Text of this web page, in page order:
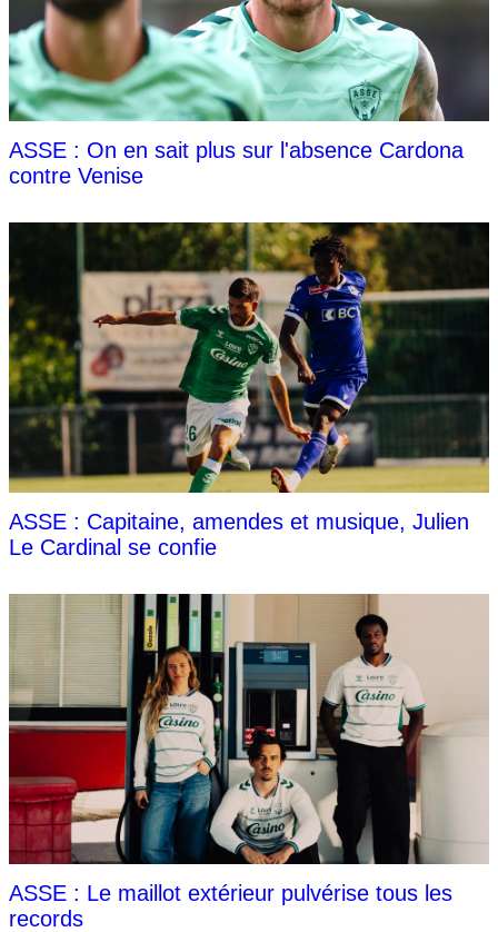
ASSE : On en sait plus sur l'absence Cardona
contre Venise
ASSE : Capitaine, amendes et musique, Julien
Le Cardinal se confie
ASSE : Le maillot extérieur pulvérise tous les
records